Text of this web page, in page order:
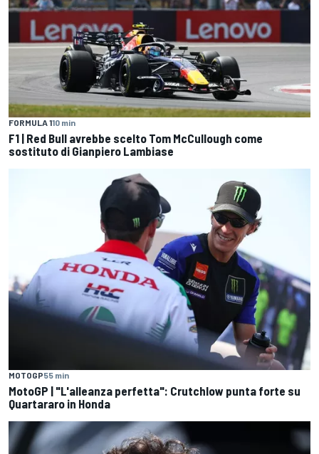
FORMULA 110 min
F1 | Red Bull avrebbe scelto Tom McCullough come
sostituto di Gianpiero Lambiase
MOTOGP55 min
MotoGP | "L'alleanza perfetta": Crutchlow punta forte su
Quartararo in Honda